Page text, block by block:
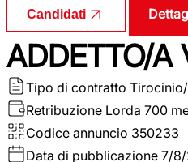
Candidati
ADDETTO/A
Tipo di contratto
Retribuzione Lorda 700
Codice annuncio 350233
Data di pubblicazione 7/